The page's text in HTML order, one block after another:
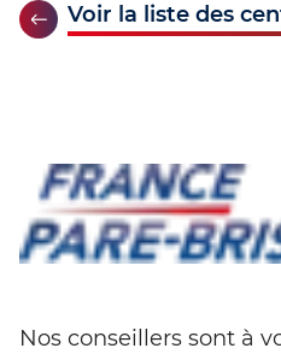
Voir la liste des
Nos conseillers sont à